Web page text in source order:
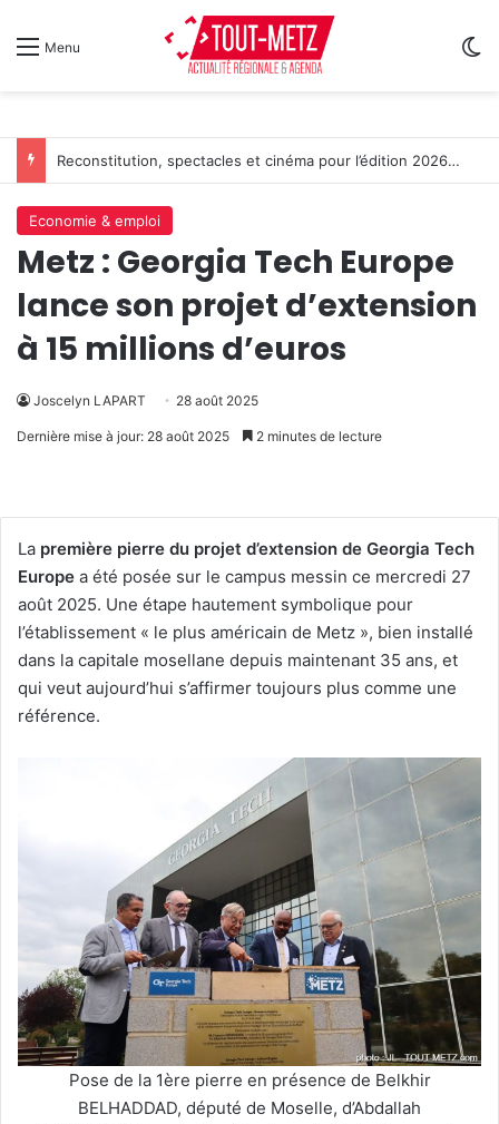
Menu
Reconstitution, spectacles et cinéma pour l’édition 2026 de « Ça tombe comme à Gravelotte »
Economie & emploi
Metz : Georgia Tech Europe
lance son projet d’extension
à 15 millions d’euros
Joscelyn LAPART 28 août 2025
Dernière mise à jour: 28 août 2025 2 minutes de lecture
La première pierre du projet d’extension de Georgia Tech
Europe a été posée sur le campus messin ce mercredi 27
août 2025. Une étape hautement symbolique pour
l’établissement « le plus américain de Metz », bien installé
dans la capitale mosellane depuis maintenant 35 ans, et
qui veut aujourd’hui s’affirmer toujours plus comme une
référence.
Pose de la 1ère pierre en présence de Belkhir
BELHADDAD, député de Moselle, d’Abdallah